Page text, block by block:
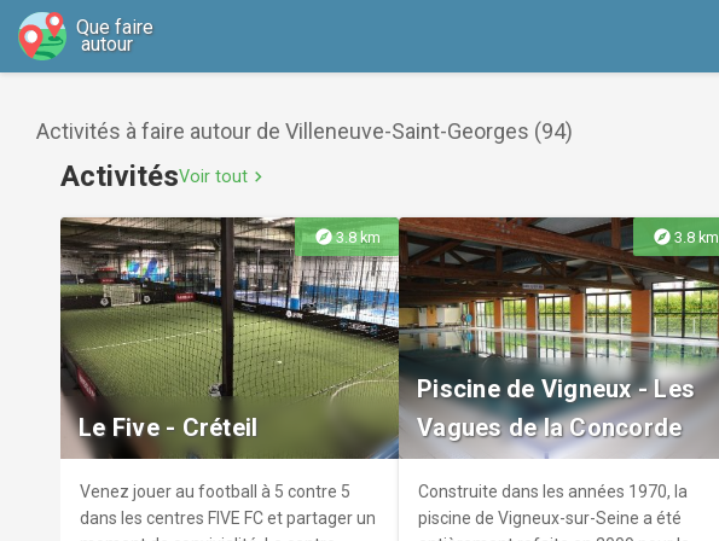
Que faire
autour
Activités à faire autour de Villeneuve-Saint-Georges (94)
ActivitésVoir tout chevron_right
explore3.8 km
Le Five - Créteil
Venez jouer au football à 5 contre 5
dans les centres FIVE FC et partager un
explore 3.8 km
Piscine de Vigneux - Les
Vagues de la Concorde
Construite dans les années 1970, la
piscine de Vigneux-sur-Seine a été